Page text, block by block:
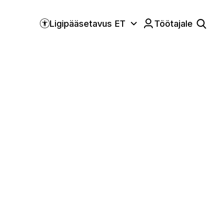
Ligipääsetavus
Keele valik:
ET Töötajale